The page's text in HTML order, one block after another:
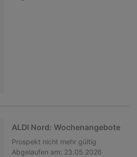
ALDI Nord: Wochenangebote
Prospekt nicht mehr gültig
Abgelaufen am: 23.05.2026